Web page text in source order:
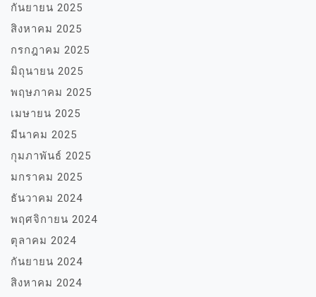
กันยายน 2025
สิงหาคม 2025
กรกฎาคม 2025
มิถุนายน 2025
พฤษภาคม 2025
เมษายน 2025
มีนาคม 2025
กุมภาพันธ์ 2025
มกราคม 2025
ธันวาคม 2024
พฤศจิกายน 2024
ตุลาคม 2024
กันยายน 2024
สิงหาคม 2024